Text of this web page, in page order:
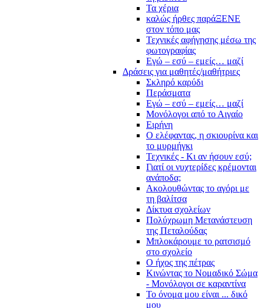
Τα χέρια
καλώς ήρθες παράΞΕΝΕ
στον τόπο μας
Τεχνικές αφήγησης μέσω της
φωτογραφίας
Εγώ – εσύ – εμείς… μαζί
Δράσεις για μαθητές/μαθήτριες
Σκληρό καρύδι
Περάσματα
Εγώ – εσύ – εμείς… μαζί
Μονόλογοι από το Αιγαίο
Ειρήνη
Ο ελέφαντας, η σκιουρίνα και
το μυρμήγκι
Τεχνικές - Κι αν ήσουν εσύ;
Γιατί οι νυχτερίδες κρέμονται
ανάποδα;
Ακολουθώντας το αγόρι με
τη βαλίτσα
Δίκτυα σχολείων
Πολύχρωμη Μετανάστευση
της Πεταλούδας
Μπλοκάρουμε το ρατσισμό
στο σχολείο
Ο ήχος της πέτρας
Κινώντας το Νομαδικό Σώμα
- Μονόλογοι σε καραντίνα
Το όνομα μου είναι ... δικό
μου